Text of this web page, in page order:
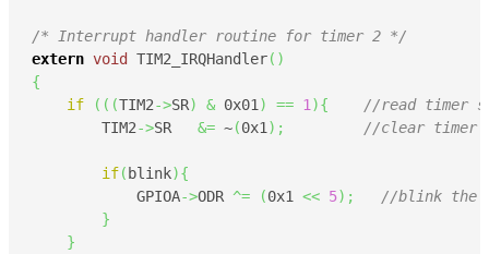
/* Interrupt handler routine for timer 2 */
extern void TIM2_IRQHandler( )
{
if
( ( (TIM2->SR) & 0x01 ) == 1 ){
//read timer
    	TIM2
->SR &= ~(0x1 ) ; //clear timer
if(blink){
	    GPIOA
->ODR ^= (0x1 << 5) ;
//blink the
}
}